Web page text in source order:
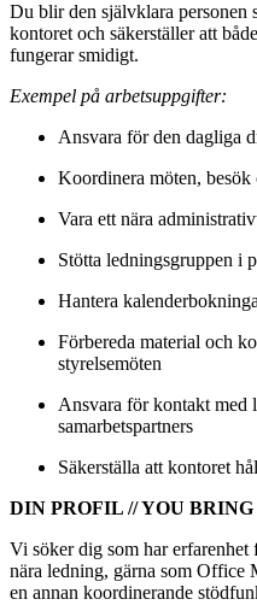
Du blir den självklara personen
kontoret och säkerställer att
fungerar smidigt.
Exempel på arbetsuppgifter:
Ansvara för den dagliga
Koordinera möten,
Vara ett nära
Stötta ledningsgruppen i
Hantera
Förbereda material och
styrelsemöten
Ansvara för kontakt med
samarbetspartners
Säkerställa att kontoret
DIN PROFIL // YOU
Vi söker dig som har
nära ledning, gärna som Office
en annan koordinerande